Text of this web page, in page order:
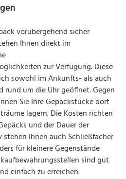
vorübergehend sicher
Ihnen direkt im
zur Verfügung. Diese
sowohl im Ankunfts- als auch
rund um die Uhr geöffnet. Gegen
Sie Ihre Gepäckstücke dort
lagern. Die Kosten richten
und der Dauer der
Ihnen auch Schließfächer
für kleinere Gegenstände
sind gut
einfach zu erreichen.